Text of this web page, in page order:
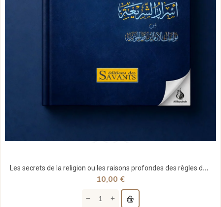
Les secrets de la religion ou les raisons profondes des règles de l'Islam - Ibn Qayyim - des...
10,00 €